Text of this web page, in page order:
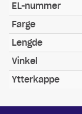
EL-nummer
Farge
Lengde
Vinkel
Ytterkappe